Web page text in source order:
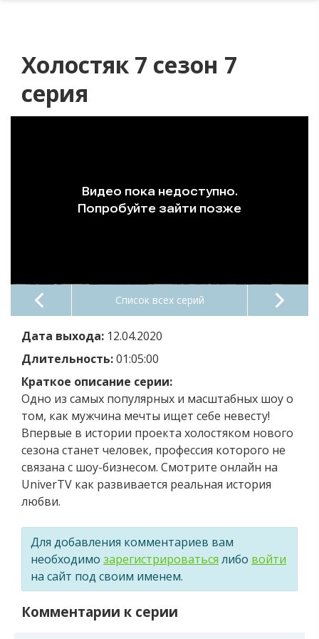
Холостяк 7 сезон 7
серия
Список всех серий
Дата выхода: 12.04.2020
Длительность:01:05:00
Краткое описание серии:
Одно из самых популярных и масштабных шоу о
том, как мужчина мечты ищет себе невесту!
Впервые в истории проекта холостяком нового
сезона станет человек, профессия которого не
связана с шоу-бизнесом. Смотрите онлайн на
UniverTV как развивается реальная история
любви.
Для добавления комментариев вам
необходимо зарегистрироваться либо войти
на сайт под своим именем.
Комментарии к серии